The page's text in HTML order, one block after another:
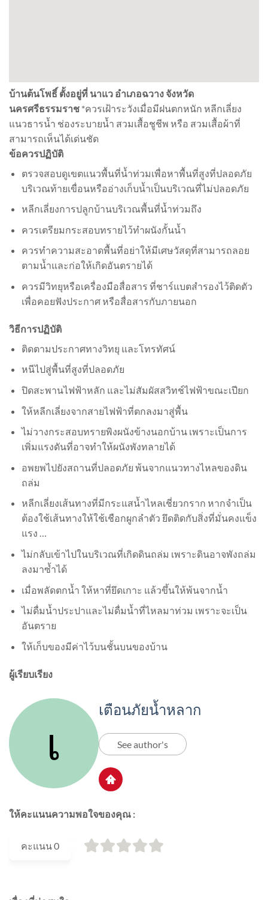
บ้านต้นโพธิ์ ตั้งอยู่ที่ นาแว อำเภอฉวาง จังหวัด
นครศรีธรรมราช *ควรเฝ้าระวังเมื่อมีฝนตกหนัก หลีกเลี่ยง
แนวธารน้ำ ช่องระบายน้ำ สวมเสื้อชูชีพ หรือ สวมเสื้อผ้าที่
สามารถเห็นได้เด่นชัด
ข้อควรปฏิบัติ
ตรวจสอบดูเขตแนวพื้นที่น้ำท่วมเพื่อหาพื้นที่สูงที่ปลอดภัย
บริเวณท้ายเขื่อนหรืออ่างเก็บน้ำเป็นบริเวณที่ไม่ปลอดภัย
หลีกเลี่ยงการปลูกบ้านบริเวณพื้นที่น้ำท่วมถึง
ควรเตรียมกระสอบทรายไว้ทำผนังกั้นน้ำ
ควรทำความสะอาดพื้นที่อย่าให้มีเศษวัสดุที่สามารถลอย
ตามน้ำและก่อให้เกิดอันตรายได้
ควรมีวิทยุหรือเครื่องมือสื่อสาร ที่ชาร์แบตสำรองไว้ติดตัว
เพื่อคอยฟังประกาศ หรือสื่อสารกับภายนอก
วิธีการปฏิบัติ
ติดตามประกาศทางวิทยุ และโทรทัศน์
หนีไปสู่พื้นที่สูงที่ปลอดภัย
ปิดสะพานไฟฟ้าหลัก และไม่สัมผัสสวิทช์ไฟฟ้าขณะเปียก
ให้หลีกเลี่ยงจากสายไฟฟ้าที่ตกลงมาสู่พื้น
ไม่วางกระสอบทรายพิงผนังข้างนอกบ้าน เพราะเป็นการ
เพิ่มแรงดันที่อาจทำให้ผนังพังทลายได้
อพยพไปยังสถานที่ปลอดภัย พ้นจากแนวทางไหลของดิน
ถล่ม
หลีกเลี่ยงเส้นทางที่มีกระแสน้ำไหลเชี่ยวกราก หากจำเป็น
ต้องใช้เส้นทางให้ใช้เชือกผูกลำตัว ยึดติดกับสิ่งที่มั่นคงแข็ง
แรง …
ไม่กลับเข้าไปในบริเวณที่เกิดดินถล่ม เพราะดินอาจพังถล่ม
ลงมาซ้ำได้
เมื่อพลัดตกน้ำ ให้หาที่ยึดเกาะ แล้วขึ้นให้พ้นจากน้ำ
ไม่ดื่มน้ำประปาและไม่ดื่มน้ำที่ไหลมาท่วม เพราะจะเป็น
อันตราย
ให้เก็บของมีค่าไว้บนชั้นบนของบ้าน
ผู้เรียบเรียง
เตือนภัยน้ำหลาก
See author's
ให้คะแนนความพอใจของคุณ :
คะแนน0